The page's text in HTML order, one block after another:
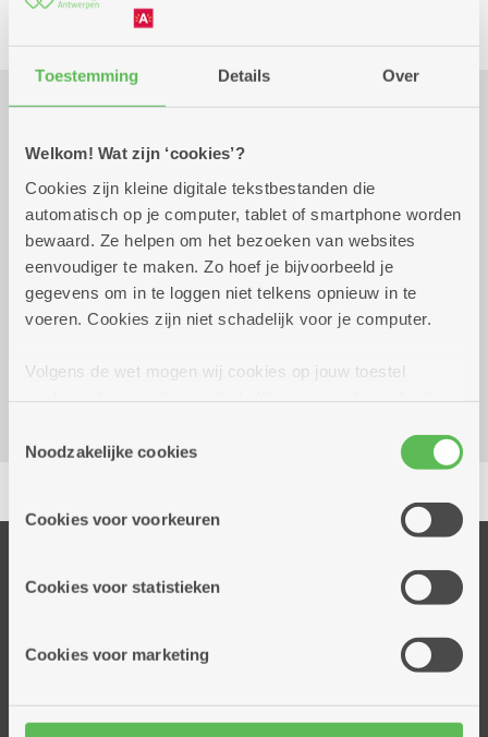
Toestemming Details Over
Welkom! Wat zijn ‘cookies’?
Cookies zijn kleine digitale tekstbestanden die
automatisch op je computer, tablet of smartphone worden
bewaard. Ze helpen om het bezoeken van websites
eenvoudiger te maken. Zo hoef je bijvoorbeeld je
gegevens om in te loggen niet telkens opnieuw in te
voeren. Cookies zijn niet schadelijk voor je computer.
Volgens de wet mogen wij cookies op jouw toestel
cookies hebben we jouw toestemming nodig. Sommige
cookies worden geplaatst door derde partijen die een
informatie over jouw (geanonimiseerd) gebruik van onze
partners kunnen deze gegevens combineren met andere
Noodzakelijke cookies
Cookies voor voorkeuren
Cookies voor statistieken
Cookies voor marketing
Praktisch
vrijdag 7 augustus 2026 13.30 uur tot 15.30 uur
Reserveer vervoer
Geestenspoor 73
Thuisdiensten
Assistentiewoningen
Financieel comfort